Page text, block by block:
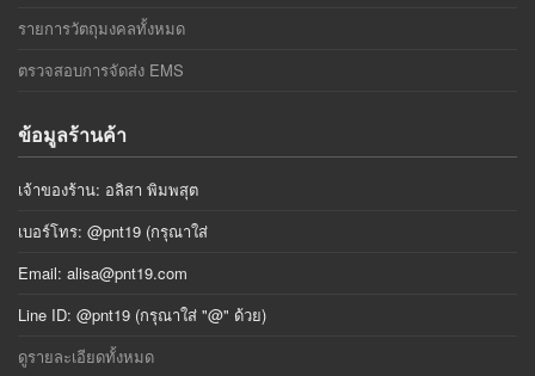
รายการวัตถุมงคลทั้งหมด
ตรวจสอบการจัดส่ง EMS
ข้อมูลร้านค้า
เจ้าของร้าน: อลิสา พิมพสุต
เบอร์โทร: @pnt19 (กรุณาใส่
Email: alisa@pnt19.com
Line ID: @pnt19 (กรุณาใส่ "@" ด้วย)
ดูรายละเอียดทั้งหมด